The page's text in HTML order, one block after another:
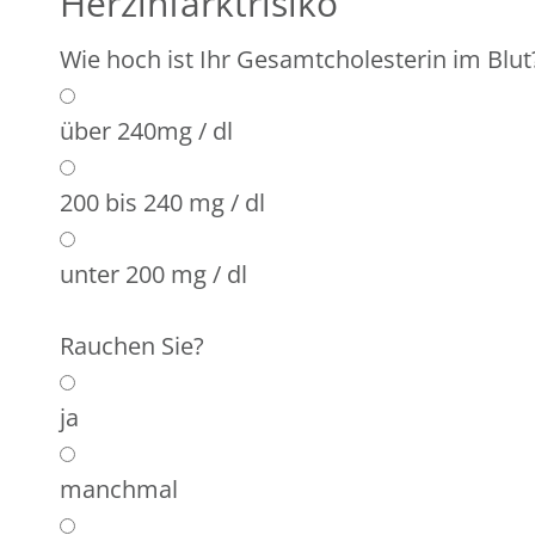
Wie hoch ist Ihr Gesamtcholesterin im
über 240mg / dl
200 bis 240 mg / dl
unter 200 mg / dl
Rauchen Sie?
ja
manchmal